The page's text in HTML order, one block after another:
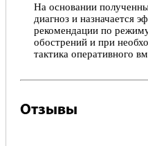
На основании
диагноз и назначается
рекомендации по
обострений и при
тактика оперативного
Отзывы